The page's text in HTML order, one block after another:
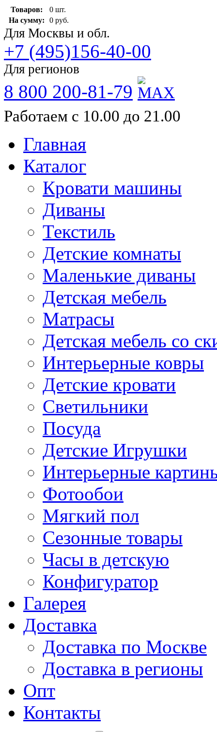
Товаров:
0 шт.
На сумму:
0 руб.
Для Москвы и обл.
+7 (495)156-40-00
Для регионов
8 800 200-81-79
Работаем с 10.00 до 21.00
Главная
Каталог
Кровати машины
Диваны
Текстиль
Детские комнаты
Маленькие диваны
Детская мебель
Матрасы
Детская мебель со
Интерьерные ковры
Детские кровати
Светильники
Посуда
Детские Игрушки
Интерьерные
Фотообои
Мягкий пол
Сезонные товары
Часы в детскую
Конфигуратор
Галерея
Доставка
Доставка по Москве
Доставка в регионы
Опт
Контакты